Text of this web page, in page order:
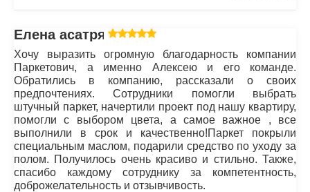
Елена асатрян
Хочу выразить огромную благодарность компании
Паркетович, а именно Алексею и его команде.
Обратились в компанию, рассказали о своих
предпочтениях. Сотрудники помогли выбрать
штучный паркет, начертили проект под нашу квартиру,
помогли с выбором цвета, а самое важное , все
выполнили в срок и качественно!Паркет покрыли
специальным маслом, подарили средство по уходу за
полом. Получилось очень красиво и стильно. Также,
спасибо каждому сотруднику за компетентность,
доброжелательность и отзывчивость.